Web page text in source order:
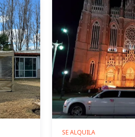
SE ALQUILA